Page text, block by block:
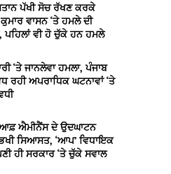
ਪੱਖੀ ਸੋਚ ਰੱਖਣ ਕਰਕੇ
ਵਾਸਨ ‘ਤੇ ਹਮਲੇ ਦੀ
ਪਹਿਲਾਂ ਵੀ ਹੋ ਚੁੱਕੇ ਹਨ ਹਮਲੇ
‘ਤੇ ਜਾਨਲੇਵਾ ਹਮਲਾ, ਪੰਜਾਬ
ਰਹੀ ਅਪਰਾਧਿਕ ਘਟਨਾਵਾਂ ‘ਤੇ
ਐਮੀਨੈਂਸ ਦੇ ਉਦਘਾਟਨ
ਸਿਆਸਤ, ‘ਆਪ’ ਵਿਧਾਇਕ
ਹੀ ਸਰਕਾਰ ‘ਤੇ ਚੁੱਕੇ ਸਵਾਲ